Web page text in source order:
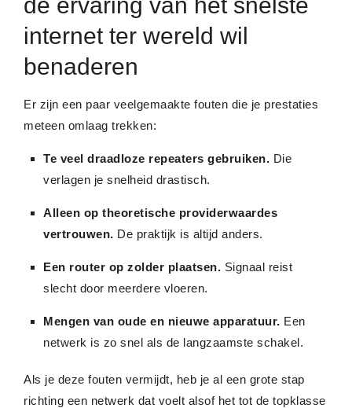
internet ter wereld wil
benaderen
Er zijn een paar veelgemaakte fouten die je prestaties
meteen omlaag trekken:
Te veel draadloze repeaters gebruiken. Die
verlagen je snelheid drastisch.
Alleen op theoretische providerwaardes
vertrouwen. De praktijk is altijd anders.
Een router op zolder plaatsen. Signaal reist
slecht door meerdere vloeren.
Mengen van oude en nieuwe apparatuur. Een
netwerk is zo snel als de langzaamste schakel.
Als je deze fouten vermijdt, heb je al een grote stap
richting een netwerk dat voelt alsof het tot de topklasse